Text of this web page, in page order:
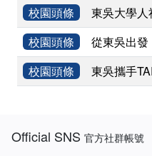
校園頭條
東吳大學
校園頭條
從東吳出
校園頭條
東吳攜手
Official SNS官方社群帳號